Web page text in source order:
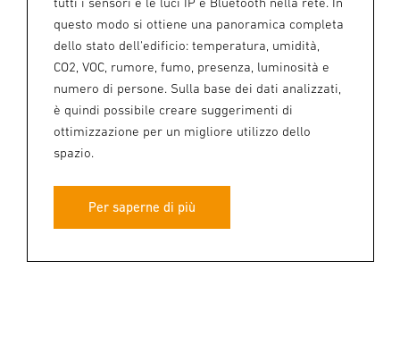
questo modo si ottiene una panoramica completa
dello stato dell'edificio: temperatura, umidità,
CO2, VOC, rumore, fumo, presenza, luminosità e
numero di persone. Sulla base dei dati analizzati,
è quindi possibile creare suggerimenti di
ottimizzazione per un migliore utilizzo dello
spazio.
Per saperne di più